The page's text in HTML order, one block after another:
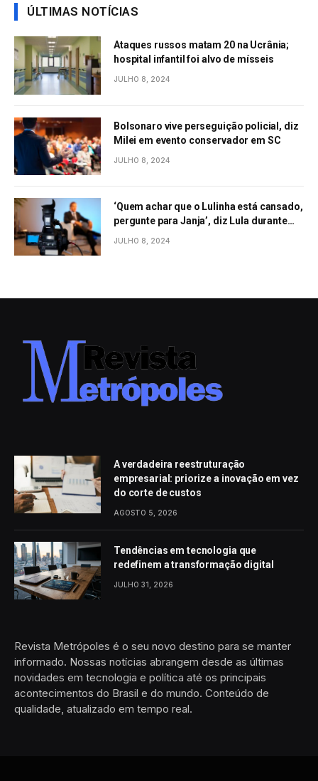
ÚLTIMAS NOTÍCIAS
Ataques russos matam 20 na Ucrânia;
hospital infantil foi alvo de mísseis
JULHO 8, 2024
Bolsonaro vive perseguição policial, diz
Milei em evento conservador em SC
JULHO 8, 2024
‘Quem achar que o Lulinha está cansado,
pergunte para Janja’, diz Lula durante
JULHO 8, 2024
A verdadeira reestruturação
empresarial: priorize a inovação em vez
do corte de custos
AGOSTO 5, 2026
Tendências em tecnologia que
redefinem a transformação digital
JULHO 31, 2026
Revista Metrópoles é o seu novo destino para se manter
informado. Nossas notícias abrangem desde as últimas
novidades em tecnologia e política até os principais
acontecimentos do Brasil e do mundo. Conteúdo de
qualidade, atualizado em tempo real.